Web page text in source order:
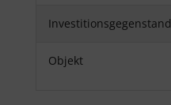
Investitionsgegenstand
Objekt